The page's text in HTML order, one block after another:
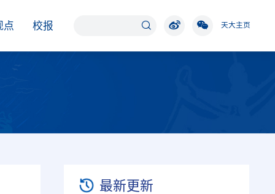
点 校报 天大主页
最新更新